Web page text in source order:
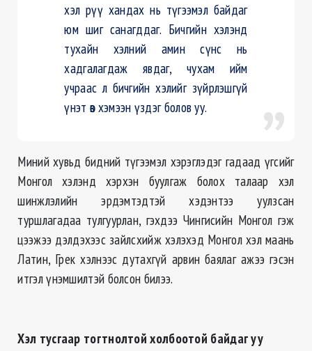
хэл рүү хандах нь түгээмэл байдаг
юм шиг санагддаг. Бичгийн хэлэнд
тухайн хэлний амин сүнс нь
хадгалагдаж явдаг, чухам ийм
учраас л бичгийн хэлийг зүйрлэшгүй
үнэт өв хэмээн үздэг болов уу.
Миний хувьд бидний түгээмэл хэрэглэдэг гадаад үгсийг
Монгол хэлэнд хэрхэн буулгаж болох талаар хэл
шинжлэлийн эрдэмтэдтэй хэдэнтээ уулзсан
туршлагадаа тулгуурлан, гэхдээ Чингисийн Монгол гэж
цээжээ дэлдэхээс зайлсхийж хэлэхэд Монгол хэл маань
Латин, Грек хэлнээс дутахгүй арвин баялаг ажээ гэсэн
итгэл үнэмшилтэй болсон билээ.
Хэл тусгаар тогтнолтой холбоотой байдаг уу